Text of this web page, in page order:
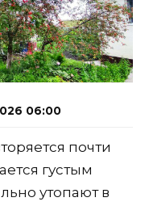
06:00
почти
густым
утопают в